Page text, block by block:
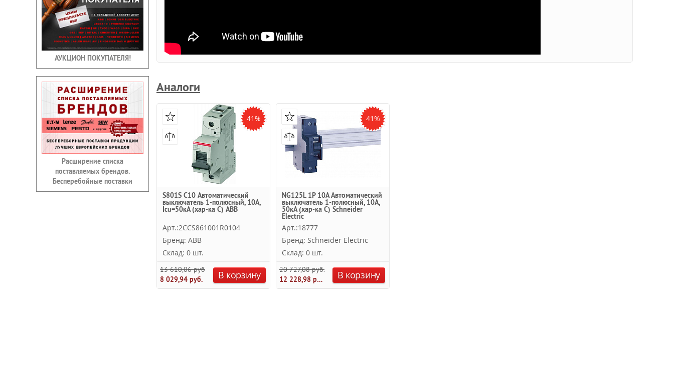
АУКЦИОН ПОКУПАТЕЛЯ!
Расширение списка
поставляемых брендов.
Бесперебойные поставки
Аналоги
41%
S801S C10 Автоматический
выключатель 1-полюсный, 10А,
Icu=50кА (хар-ка C) ABB
Арт.:2CCS861001R0104
Бренд: ABB
Склад: 0 шт.
13 610,06 руб.
8 029,94 руб.
В корзину
41%
NG125L 1P 10A Автоматический
выключатель 1-полюсный, 10A,
50кА (хар-ка C) Schneider
Electric
Арт.:18777
Бренд: Schneider Electric
Склад: 0 шт.
20 727,08 руб.
12 228,98 руб.
В корзину